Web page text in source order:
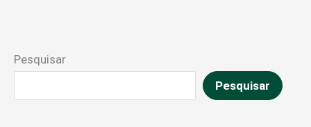
Pesquisar
Pesquisar